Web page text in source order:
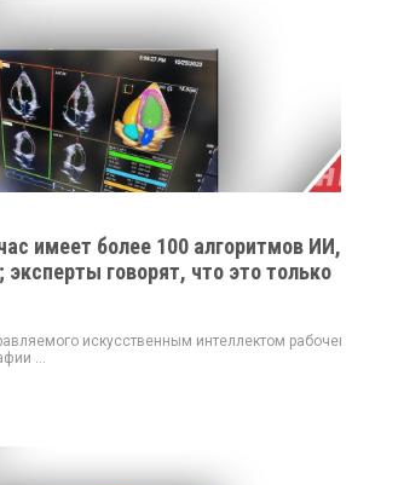
имеет более 100 алгоритмов ИИ,
говорят, что это только
искусственным интеллектом рабочего
...